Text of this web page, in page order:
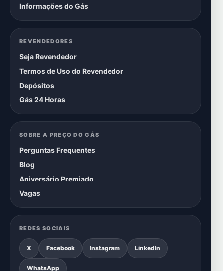
Informações do Gás
REVENDEDORES
Seja Revendedor
Termos de Uso do Revendedor
Depósitos
Gás 24 Horas
SOBRE A PREÇO DO GÁS
Perguntas Frequentes
Blog
Aniversário Premiado
Vagas
REDES SOCIAIS
X Facebook Instagram LinkedIn
WhatsApp